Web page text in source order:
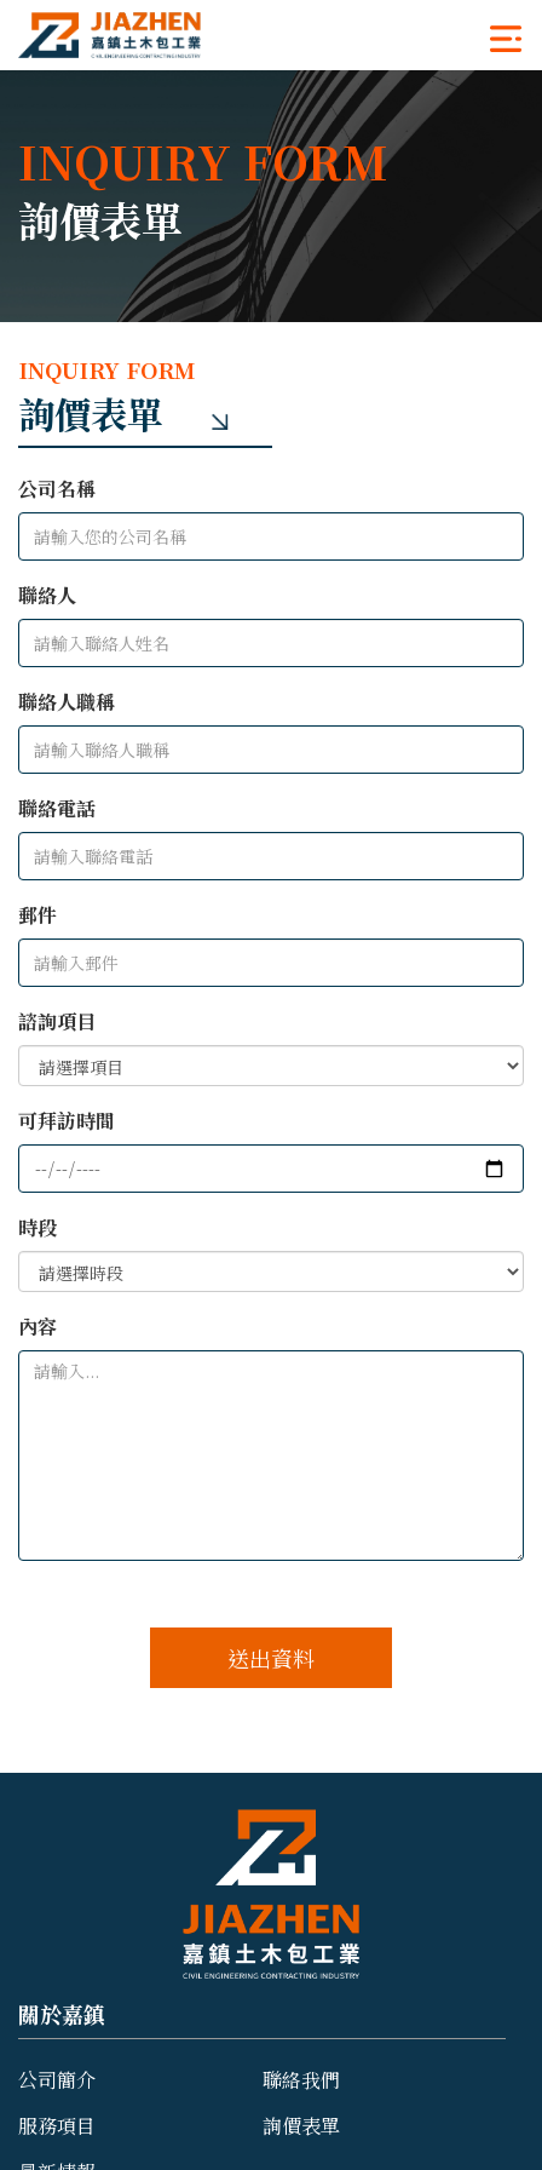
INQUIRY FORM
詢價表單
INQUIRY FORM
詢價表單
公司名稱
聯絡人
聯絡人職稱
聯絡電話
郵件
諮詢項目
可拜訪時間
時段
內容
送出資料
關於嘉鎮
公司簡介
聯絡我們
服務項目
詢價表單